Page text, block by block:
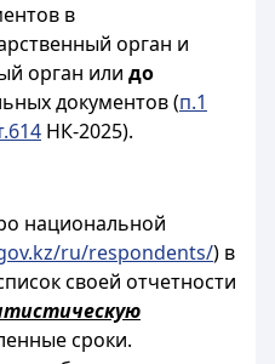
в
орган и
орган или до
документов (п.1
НК-2025).
национальной
ru/respondents/) в
своей отчетности
сроки.